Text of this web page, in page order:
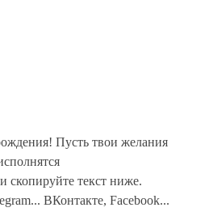
Пусть твои желания
скопируйте текст ниже.
ВКонтакте, Facebook...